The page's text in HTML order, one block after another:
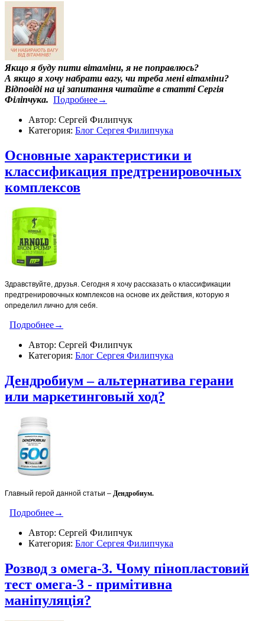
Якщо я буду пити вітаміни, я не поправлюсь?
А якщо я хочу набрати вагу, чи треба мені вітаміни?
Відповіді на ці запитання читайте в статті Сергія
Філіпчука. Подробнее→
Автор: Сергей Филипчук
Категория: Блог Сергея Филипчука
Основные характеристики и
классификация предтренировочных
комплексов
Здравствуйте, друзья. Сегодня я хочу рассказать о классификации
предтренировочных комплексов на основе их действия, которую я
определил лично для себя.
Подробнее→
Автор: Сергей Филипчук
Категория: Блог Сергея Филипчука
Дендробиум – альтернатива герани
или маркетинговый ход?
Главный герой данной статьи – Дендробиум.
Подробнее→
Автор: Сергей Филипчук
Категория: Блог Сергея Филипчука
Розвод з омега-3. Чому пінопластовий
тест омега-3 - примітивна
маніпуляція?